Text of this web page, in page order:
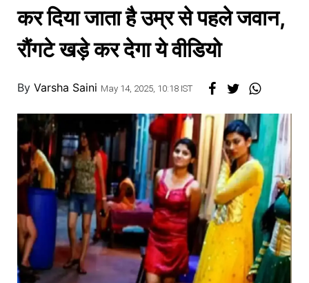
बिझनेस
लाईफस्टाईल
ट्रॅव्हल
खाना
कर दिया जाता है उम्र से पहले जवान,
रौंगटे खड़े कर देगा ये वीडियो
By Varsha Saini May 14, 2025, 10:18 IST